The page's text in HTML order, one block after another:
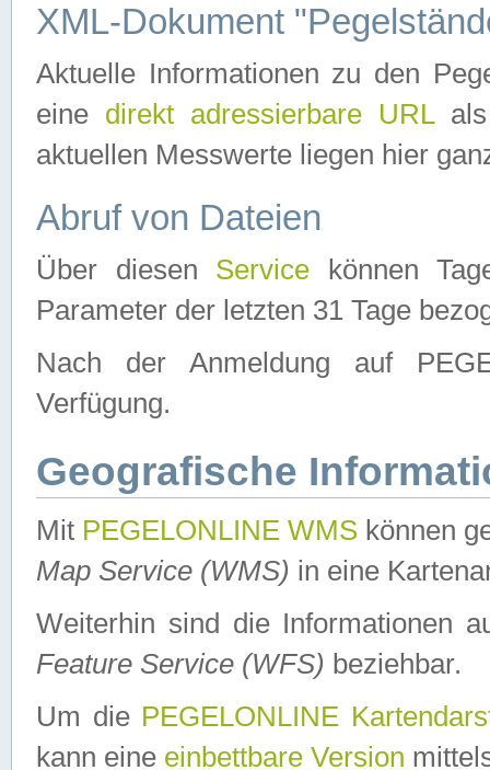
XML-Dokument
Aktuelle Informationen zu den
eine direkt adressierbare URLals
aktuellen Messwerte liegen hier
Abruf von Dateien
Über diesen Service können
Parameter der letzten 31 Tage
Nach der Anmeldung auf
Verfügung.
Geografische
Mit PEGELONLINE WMS können
Map Service (WMS) in eine
Weiterhin sind die Informationen
Feature Service (WFS) beziehbar.
Um die PEGELONLINE
kann eine einbettbare Version